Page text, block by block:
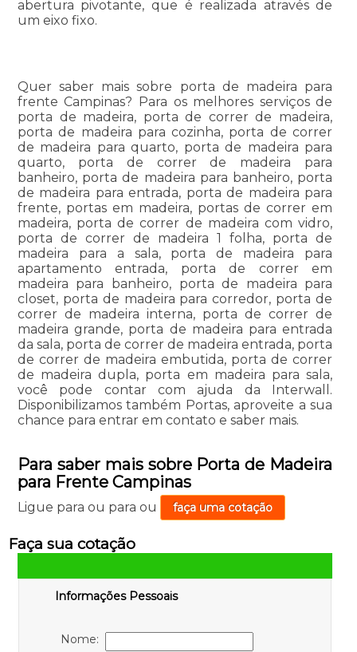
abertura pivotante, que é realizada através de
um eixo fixo.
Quer saber mais sobre porta de madeira para
frente Campinas? Para os melhores serviços de
porta de madeira, porta de correr de madeira,
porta de madeira para cozinha, porta de correr
de madeira para quarto, porta de madeira para
quarto, porta de correr de madeira para
banheiro, porta de madeira para banheiro, porta
de madeira para entrada, porta de madeira para
frente, portas em madeira, portas de correr em
madeira, porta de correr de madeira com vidro,
porta de correr de madeira 1 folha, porta de
madeira para a sala, porta de madeira para
apartamento entrada, porta de correr em
madeira para banheiro, porta de madeira para
closet, porta de madeira para corredor, porta de
correr de madeira interna, porta de correr de
madeira grande, porta de madeira para entrada
da sala, porta de correr de madeira entrada, porta
de correr de madeira embutida, porta de correr
de madeira dupla, porta em madeira para sala,
você pode contar com ajuda da Interwall.
Disponibilizamos também Portas, aproveite a sua
chance para entrar em contato e saber mais.
Para saber mais sobre Porta de Madeira
para Frente Campinas
Ligue para ou para ou faça uma cotação
Faça sua cotação
Informações Pessoais
Nome: